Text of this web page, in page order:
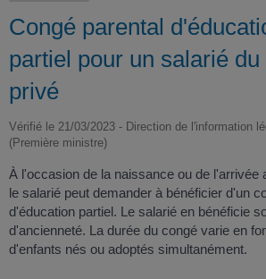
Congé parental
partiel pour un salarié
privé
Vérifié le 21/03/2023 - Direction de l'information
(Première ministre)
À l'occasion de la naissance ou de l'arrivée
le salarié peut demander à bénéficier d'un
d'éducation partiel. Le salarié en bénéficie
d'ancienneté. La durée du congé varie en
d'enfants nés ou adoptés simultanément.